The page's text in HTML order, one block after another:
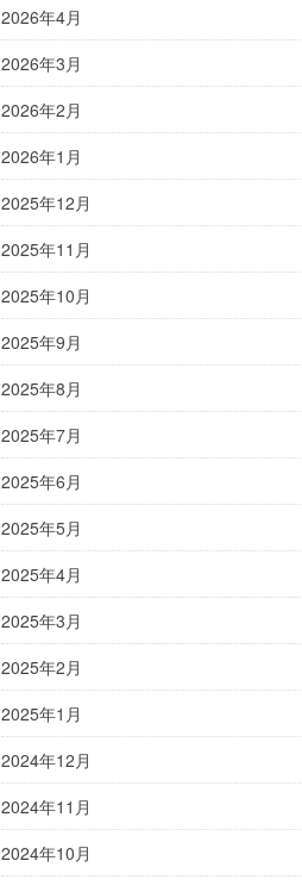
2026年4月
2026年3月
2026年2月
2026年1月
2025年12月
2025年11月
2025年10月
2025年9月
2025年8月
2025年7月
2025年6月
2025年5月
2025年4月
2025年3月
2025年2月
2025年1月
2024年12月
2024年11月
2024年10月